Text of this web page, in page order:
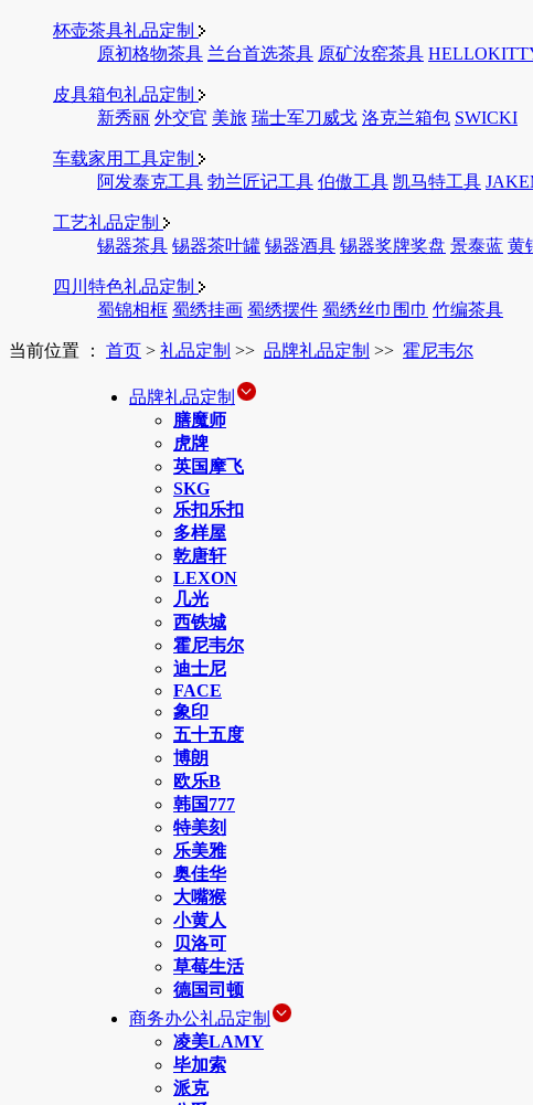
杯壶茶具礼品定制
原初格物茶具 兰台首选茶具 原矿汝窑茶具
皮具箱包礼品定制
新秀丽 外交官 美旅 瑞士军刀威戈 洛克兰箱包 SWICKI
车载家用工具定制
阿发泰克工具 勃兰匠记工具 伯傲工具 凯马特工具
工艺礼品定制
锡器茶具 锡器茶叶罐 锡器酒具 锡器奖牌奖盘 景泰蓝 黄
四川特色礼品定制
蜀锦相框 蜀绣挂画 蜀绣摆件 蜀绣丝巾围巾 竹编茶具
当前位置 ： 首页 > 礼品定制 >> 品牌礼品定制 >> 霍尼韦尔
品牌礼品定制
膳魔师
虎牌
英国摩飞
SKG
乐扣乐扣
多样屋
乾唐轩
LEXON
几光
西铁城
霍尼韦尔
迪士尼
FACE
象印
五十五度
博朗
欧乐B
韩国777
特美刻
乐美雅
奥佳华
大嘴猴
小黄人
贝洛可
草莓生活
德国司顿
商务办公礼品定制
凌美LAMY
毕加索
派克